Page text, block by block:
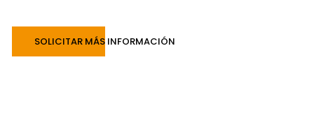
SOLICITAR MÁS INFORMACIÓN